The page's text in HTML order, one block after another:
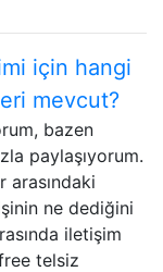
için hangi
mevcut?
bazen
paylaşıyorum.
arasındaki
ne dediğini
iletişim
telsiz